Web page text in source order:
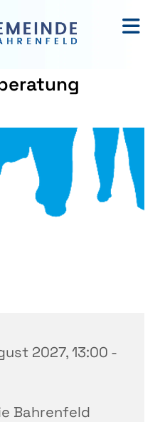
2027, 13:00 -
Bahrenfeld